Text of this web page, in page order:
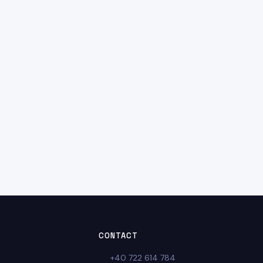
CONTACT
+40 722 614 784